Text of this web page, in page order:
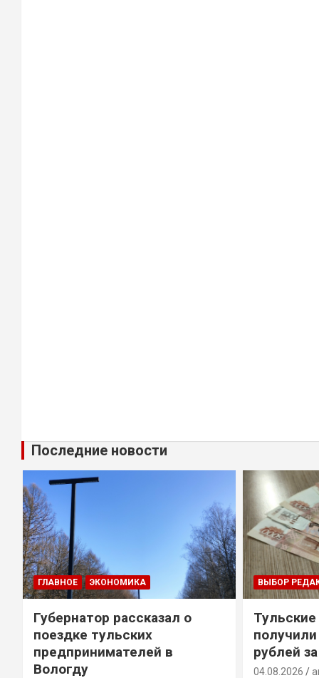
Последние новости
ГЛАВНОЕ ЭКОНОМИКА
Губернатор рассказал о
поездке тульских
предпринимателей в
Вологду
ВЫБОР
рублей
04.08.2026